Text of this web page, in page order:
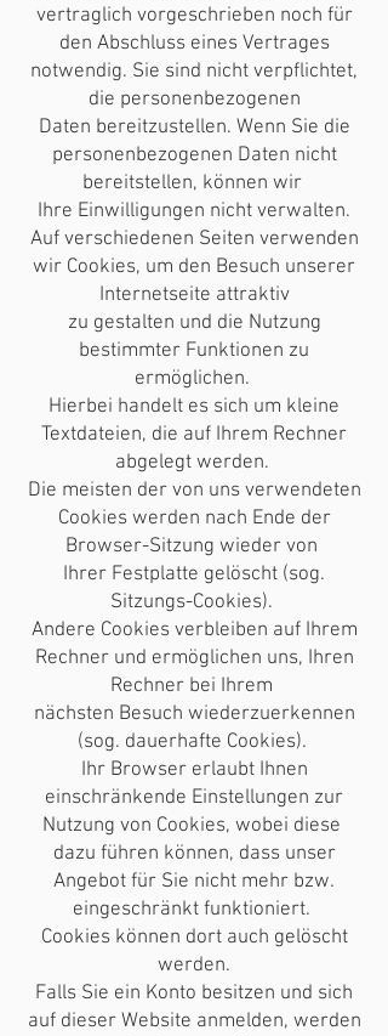
vertraglich vorgeschrieben noch für
den Abschluss eines Vertrages
notwendig. Sie sind nicht verpflichtet,
die personenbezogenen
Daten bereitzustellen. Wenn Sie die
personenbezogenen Daten nicht
bereitstellen, können wir
Ihre Einwilligungen nicht verwalten.
Auf verschiedenen Seiten verwenden
wir Cookies, um den Besuch unserer
Internetseite attraktiv
zu gestalten und die Nutzung
bestimmter Funktionen zu
ermöglichen.
Hierbei handelt es sich um kleine
Textdateien, die auf Ihrem Rechner
abgelegt werden.
Die meisten der von uns verwendeten
Cookies werden nach Ende der
Browser-Sitzung wieder von
Ihrer Festplatte gelöscht (sog.
Sitzungs-Cookies).
Andere Cookies verbleiben auf Ihrem
Rechner und ermöglichen uns, Ihren
Rechner bei Ihrem
nächsten Besuch wiederzuerkennen
(sog. dauerhafte Cookies).
Ihr Browser erlaubt Ihnen
einschränkende Einstellungen zur
Nutzung von Cookies, wobei diese
dazu führen können, dass unser
Angebot für Sie nicht mehr bzw.
eingeschränkt funktioniert.
Cookies können dort auch gelöscht
werden.
Falls Sie ein Konto besitzen und sich
auf dieser Website anmelden, werden